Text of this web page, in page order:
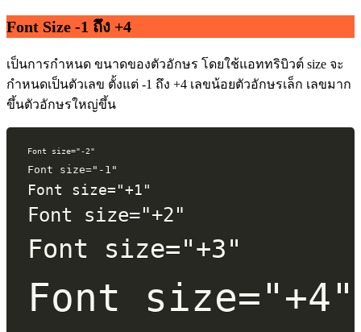
Font Size -1 ถึง +4
เป็นการกำหนด ขนาดของตัวอักษร โดยใช้แอททริบิวต์ size จะ
กำหนดเป็นตัวเลข ตั้งแต่ -1 ถึง +4 เลขน้อยตัวอักษรเล็ก เลขมาก
ขึ้นตัวอักษรใหญ่ขึ้น
Font size="-2"
Font size="-1"
Font size="+1"
Font size="+2"
Font size="+3"
Font size="+4"